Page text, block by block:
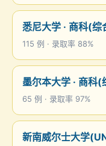
悉尼大学 · 商科(综
115 例 · 录取率 88%
墨尔本大学 · 商科(
65 例 · 录取率 97%
新南威尔士大学